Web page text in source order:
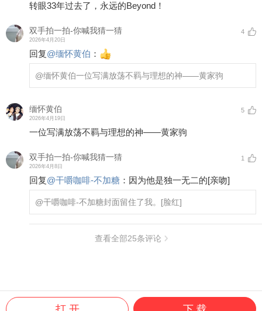
转眼33年过去了，永远的Beyond！
双手拍一拍-你喊我猜一猜
2026年4月20日
4
回复@缅怀黄伯 ：
@缅怀黄伯一位写满放荡不羁与理想的神——黄家驹
缅怀黄伯
2026年4月19日
5
一位写满放荡不羁与理想的神——黄家驹
双手拍一拍-你喊我猜一猜
2026年4月8日
1
回复@干嚼咖啡-不加糖 ： 因为他是独一无二的[亲吻]
@干嚼咖啡-不加糖封面留住了我。 [脸红]
查看全部25条评论